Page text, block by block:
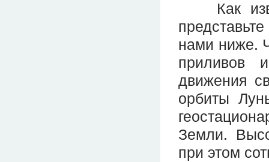
Как
нами ниже.
приливов
движения
орбиты
Земли.
при этом